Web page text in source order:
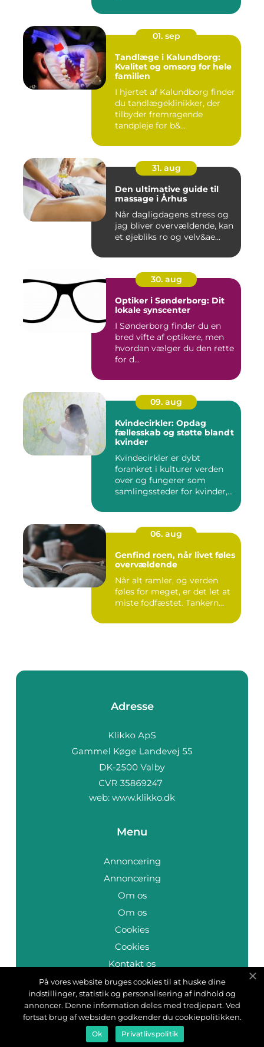
01. sep
Tandlæge i Kalundborg:
Kvalitet og omsorg for hele
familien
I hjertet af Kalundborg finder
du tandlægeklinikker, der
tilbyder fremragende
tandpleje for b&...
31. aug
Den ultimative guide til
massage i Århus
Når dagligdagens stress og
jag bliver overvældende, kan
et øjebliks ro og velv&ae...
30. aug
Optiker i Sønderborg: Dit
lokale synscenter
I Sønderborg finder du en
bred vifte af optikere, men
hvordan vælger du den rette
for d...
09. aug
Kvindecirkler: Opdag
fællesskab og støtte blandt
kvinder
Kvindecirkler er dybt
forankret i kulturer verden
over og fungerer som
samlingssteder for kvinder,
06. aug
Genfind roen, når livet føles
overvældende
Når alt ramler, og verden
føles for meget, er det let at
miste fodfæstet. Tankern...
Adresse
web: www.klikko.dk
Menu
Annoncering
Annoncering
Om os
Om os
Cookies
Cookies
Kontakt os
Kontakt os
Sitemap
Sitemap
På vores website bruges cookies til at huske dine
indstillinger, statistik og personalisering af indhold og
annoncer. Denne information deles med tredjepart. Ved
fortsat brug af websiden godkender du cookiepolitikken.
Ok Privatlivspolitik